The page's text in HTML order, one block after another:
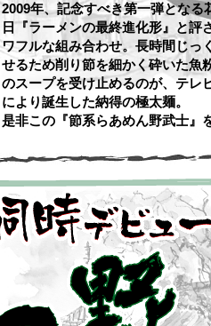
2009年、記念すべき第一弾とな
日『ラーメンの最終進化形』と
ワフルな組み合わせ。長時間じっ
せるため削り節を細かく砕いた魚
のスープを受け止めるのが、テレ
により誕生した納得の極太麺。
是非この『節系らあめん野武士』